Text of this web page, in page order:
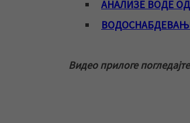
АНАЛИЗЕ ВОДЕ
Видео прилоге